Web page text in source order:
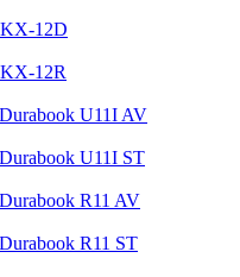
12D
12R
U11I AV
U11I ST
R11 AV
R11 ST